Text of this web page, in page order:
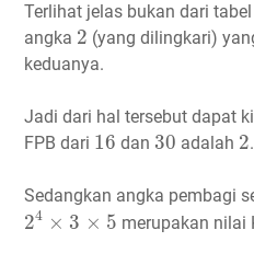
Terlihat jelas bukan dari
angka 2
2 (yang dilingkari)
keduanya.
Jadi dari hal tersebut dapat
FPB dari 16
16 dan 30
30 adalah 2
2.
Sedangkan angka pembagi
24 × 3 × 5
24×3×5
merupakan nilai